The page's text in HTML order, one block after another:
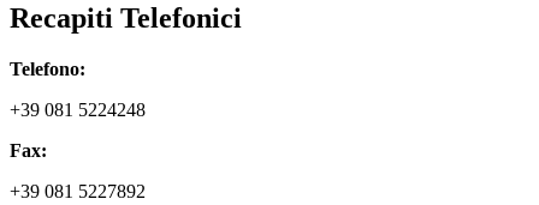
Recapiti Telefonici
Telefono:
+39 081 5224248
Fax:
+39 081 5227892